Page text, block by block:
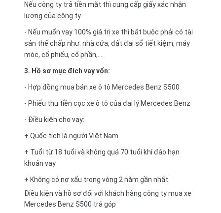
Nếu công ty trả tiền mặt thì cung cấp giấy xác nhận
lương của công ty
- Nếu muốn vay 100% giá trị xe thì bắt buộc phải có tài
sản thế chấp như: nhà cửa, đất đai sổ tiết kiệm, máy
móc, cổ phiếu, cổ phần,....
3. Hồ sơ mục đích vay vốn:
- Hợp đồng mua bán xe ô tô Mercedes Benz S500
- Phiếu thu tiền cọc xe ô tô của đại lý Mercedes Benz
- Điều kiện cho vay:
+ Quốc tịch là người Việt Nam
+ Tuổi từ 18 tuổi và không quá 70 tuổi khi đáo hạn
khoản vay
+ Không có nợ xấu trong vòng 2 năm gần nhất
Điều kiện và hồ sơ đối với khách hàng công ty mua xe
Mercedes Benz S500 trả góp